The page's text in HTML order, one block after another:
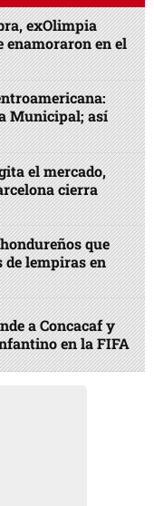
exOlimpia
enamoraron en el
Municipal; así
el mercado,
cierra
que
lempiras en
a Concacaf y
en la FIFA